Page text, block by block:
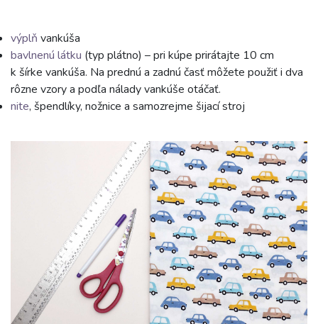
výplň vankúša
bavlnenú látku (typ plátno) – pri kúpe prirátajte 10 cm
k šírke vankúša. Na prednú a zadnú časť môžete použiť i dva
rôzne vzory a podľa nálady vankúše otáčať.
nite, špendlíky, nožnice a samozrejme šijací stroj